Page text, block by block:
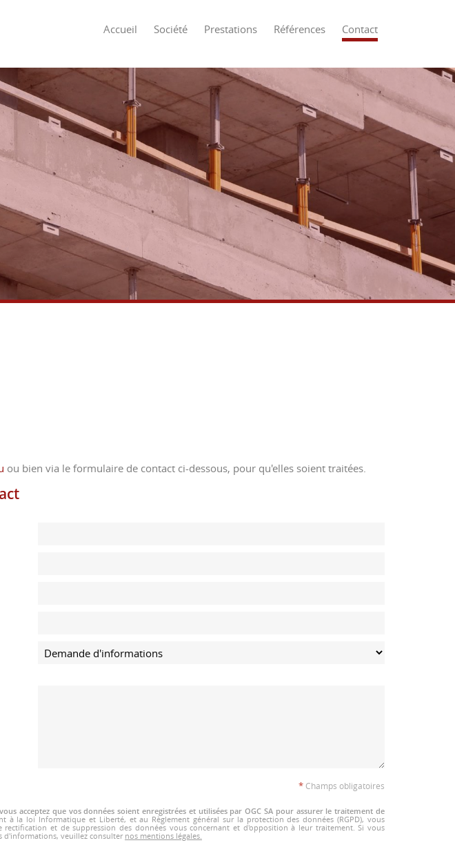
Accueil Société Prestations Références Contact
ou bien via le formulaire de contact ci-dessous, pour qu'elles soient traitées.
*Champs obligatoires
acceptez que vos données soient enregistrées et utilisées par OGC SA pour assurer le traitement de
à la loi Informatique et Liberté, et au Règlement général sur la protection des données (RGPD), vous
rectification et de suppression des données vous concernant et d'opposition à leur traitement. Si vous
d'informations, veuillez consulter nos mentions légales.